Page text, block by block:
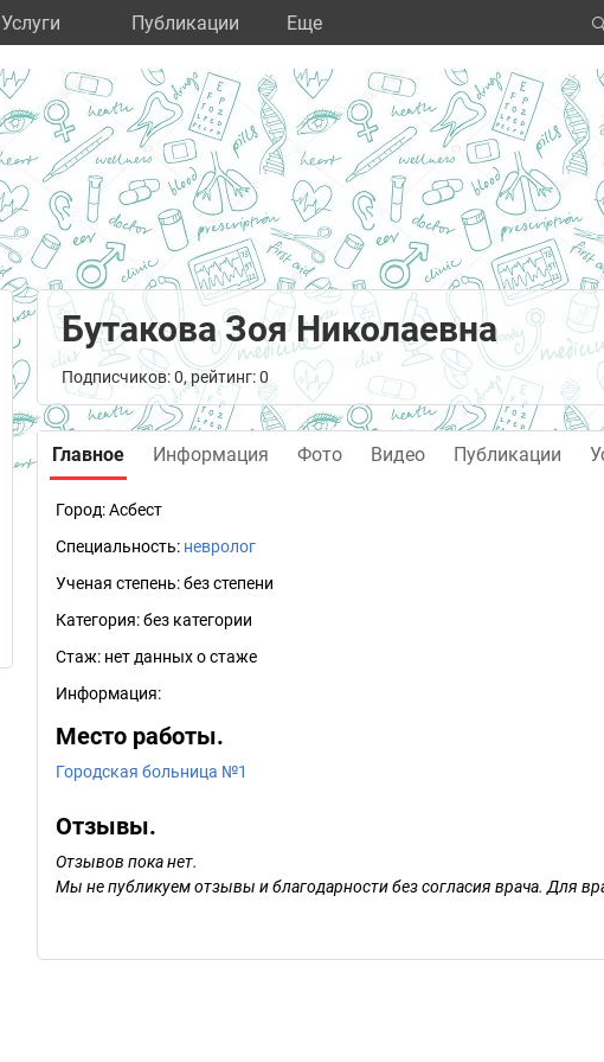
Услуги Публикации Eще
Бутакова Зоя Николаевна
Подписчиков: 0, рейтинг: 0
Главное Информация Фото Видео Публикации
Город:Асбест
Специальность: невролог
Ученая степень:без степени
Категория:без категории
Стаж: нет данных о стаже
Информация:
Место работы.
Городская больница №1
Отзывы.
Отзывов пока нет.
Мы не публикуем отзывы и благодарности без согласия врача. Для